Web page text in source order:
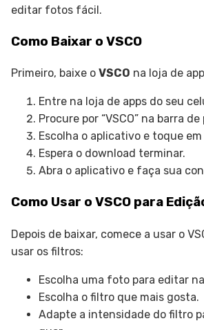
editar fotos fácil.
Como Baixar o VSCO
Primeiro, baixe o VSCO na loja de
Entre na loja de apps do seu
Procure por “VSCO” na barra
Escolha o aplicativo e toque em
Espera o download terminar.
Abra o aplicativo e faça sua
Como Usar o VSCO para
Depois de baixar, comece a usar o
usar os filtros:
Escolha uma foto para editar
Escolha o filtro que mais gosta.
Adapte a intensidade do filtro